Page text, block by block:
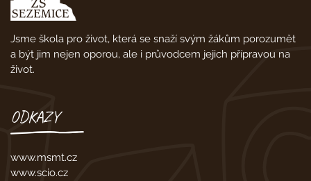
Jsme škola pro život, která se snaží svým žákům porozumět
a být jim nejen oporou, ale i průvodcem jejich přípravou na
život.
ODKAZY
www.msmt.cz
www.scio.cz